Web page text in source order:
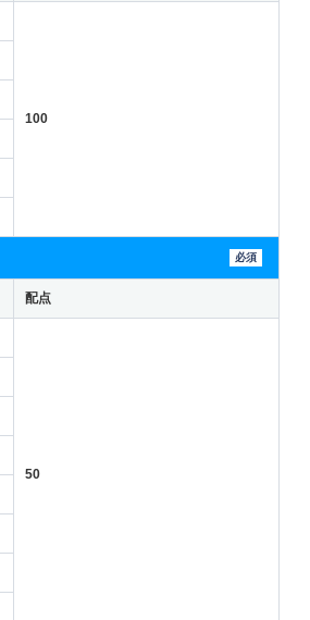
100
必須
配点
50